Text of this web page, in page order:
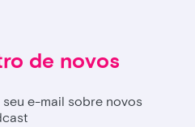
de novos
e-mail sobre novos